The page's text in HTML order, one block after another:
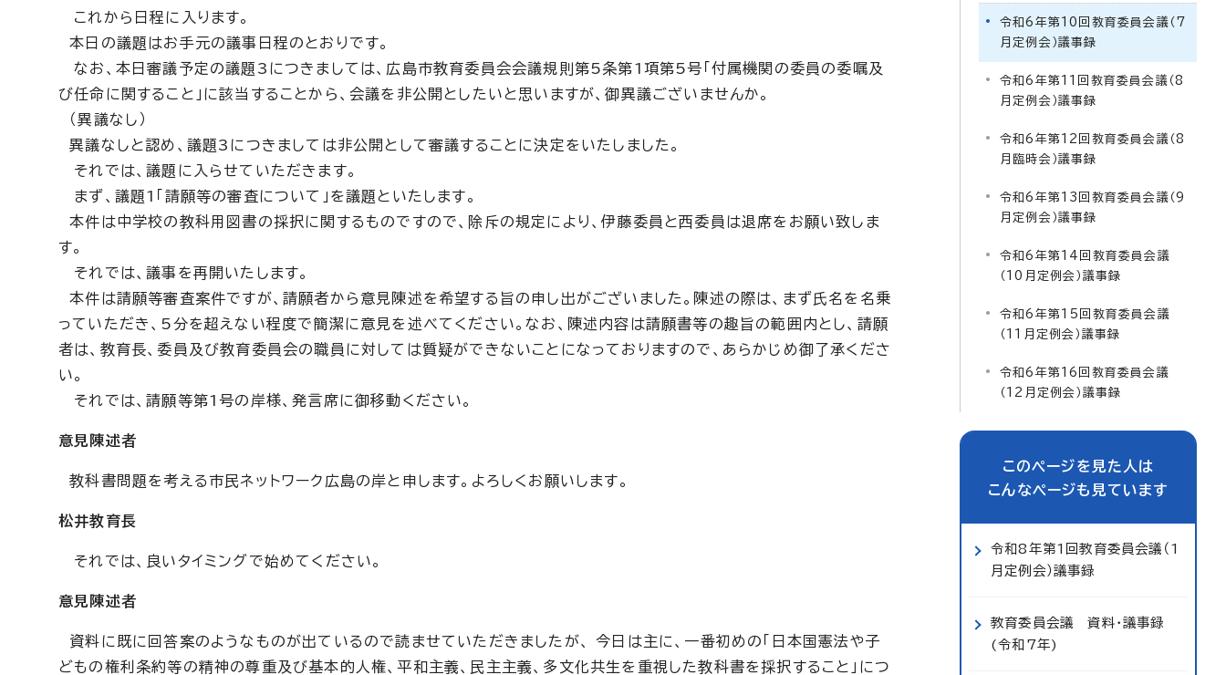
これから日程に入ります。
本日の議題はお手元の議事日程のとおりです。
なお、本日審議予定の議題3につきましては、広島市教育委員会会議規則第5条第1項第5号「付属機関の委員の委嘱及
び任命に関すること」に該当することから、会議を非公開としたいと思いますが、御異議ございませんか。
（異議なし）
異議なしと認め、議題3につきましては非公開として審議することに決定をいたしました。
それでは、議題に入らせていただきます。
まず、議題1「請願等の審査について」を議題といたします。
本件は中学校の教科用図書の採択に関するものですので、除斥の規定により、伊藤委員と西委員は退席をお願い致しま
す。
それでは、議事を再開いたします。
本件は請願等審査案件ですが、請願者から意見陳述を希望する旨の申し出がございました。陳述の際は、まず氏名を名乗
っていただき、5分を超えない程度で簡潔に意見を述べてください。なお、陳述内容は請願書等の趣旨の範囲内とし、請願
者は、教育長、委員及び教育委員会の職員に対しては質疑ができないことになっておりますので、あらかじめ御了承くださ
い。
それでは、請願等第1号の岸様、発言席に御移動ください。
意見陳述者
教科書問題を考える市民ネットワーク広島の岸と申します。よろしくお願いします。
松井教育長
それでは、良いタイミングで始めてください。
意見陳述者
資料に既に回答案のようなものが出ているので読ませていただきましたが、 今日は主に、一番初めの「日本国憲法や子
どもの権利条約等の精神の尊重及び基本的人権、平和主義、民主主義、多文化共生を重視した教科書を採択すること」につ
令和6年第10回教育委員会議（7
月定例会）議事録
令和6年第11回教育委員会議（8
月定例会）議事録
令和6年第12回教育委員会議（8
月臨時会）議事録
令和6年第13回教育委員会議（9
月定例会）議事録
令和6年第14回教育委員会議
（10月定例会）議事録
令和6年第15回教育委員会議
（11月定例会）議事録
令和6年第16回教育委員会議
（12月定例会）議事録
このページを見た人は
こんなページも見ています
令和8年第1回教育委員会議（1
月定例会）議事録
教育委員会議 資料・議事録
(令和7年)